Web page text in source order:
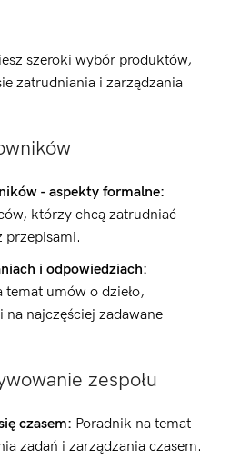
szeroki wybór produktów,
zatrudniania i zarządzania
- aspekty formalne:
którzy chcą zatrudniać
przepisami.
i odpowiedziach:
umów o dzieło,
najczęściej zadawane
zespołu
czasem: Poradnik na temat
zadań i zarządzania czasem.